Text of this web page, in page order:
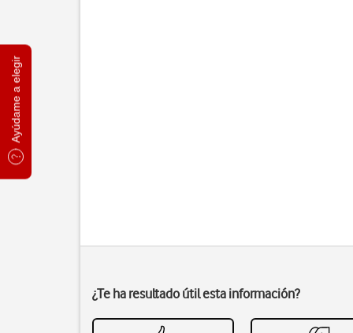
Ayúdame a elegir
¿Te ha resultado útil esta información?